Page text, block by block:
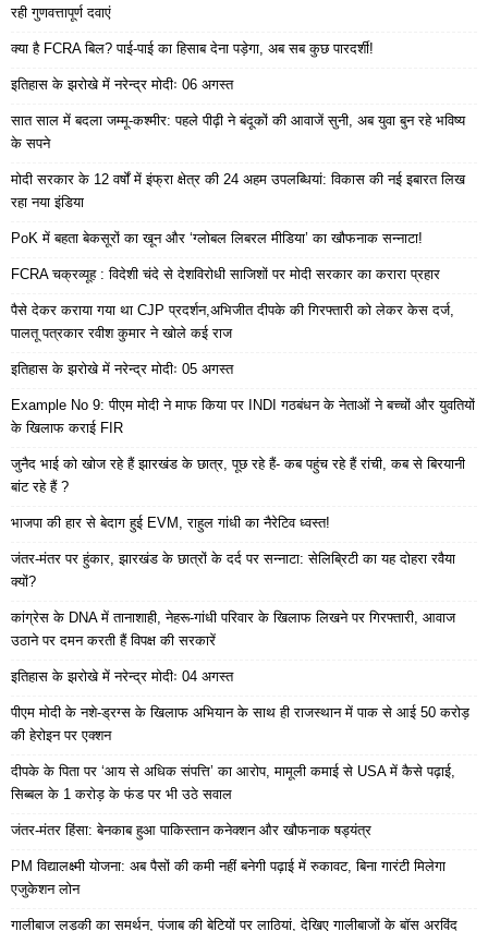
रही गुणवत्तापूर्ण दवाएं
क्या है FCRA बिल? पाई-पाई का हिसाब देना पड़ेगा, अब सब कुछ पारदर्शी!
इतिहास के झरोखे में नरेन्द्र मोदीः 06 अगस्त
सात साल में बदला जम्मू-कश्मीर: पहले पीढ़ी ने बंदूकों की आवाजें सुनी, अब युवा बुन रहे भविष्य
के सपने
मोदी सरकार के 12 वर्षों में इंफ्रा क्षेत्र की 24 अहम उपलब्धियां: विकास की नई इबारत लिख
रहा नया इंडिया
PoK में बहता बेकसूरों का खून और ‘ग्लोबल लिबरल मीडिया’ का खौफनाक सन्नाटा!
FCRA चक्रव्यूह : विदेशी चंदे से देशविरोधी साजिशों पर मोदी सरकार का करारा प्रहार
पैसे देकर कराया गया था CJP प्रदर्शन,अभिजीत दीपके की गिरफ्तारी को लेकर केस दर्ज,
पालतू पत्रकार रवीश कुमार ने खोले कई राज
इतिहास के झरोखे में नरेन्द्र मोदीः 05 अगस्त
Example No 9: पीएम मोदी ने माफ किया पर INDI गठबंधन के नेताओं ने बच्चों और युवतियों
के खिलाफ कराई FIR
जुनैद भाई को खोज रहे हैं झारखंड के छात्र, पूछ रहे हैं- कब पहुंच रहे हैं रांची, कब से बिरयानी
बांट रहे हैं ?
भाजपा की हार से बेदाग हुई EVM, राहुल गांधी का नैरेटिव ध्वस्त!
जंतर-मंतर पर हुंकार, झारखंड के छात्रों के दर्द पर सन्नाटा: सेलिब्रिटी का यह दोहरा रवैया
क्यों?
कांग्रेस के DNA में तानाशाही, नेहरू-गांधी परिवार के खिलाफ लिखने पर गिरफ्तारी, आवाज
उठाने पर दमन करती हैं विपक्ष की सरकारें
इतिहास के झरोखे में नरेन्द्र मोदीः 04 अगस्त
पीएम मोदी के नशे-ड्रग्स के खिलाफ अभियान के साथ ही राजस्थान में पाक से आई 50 करोड़
की हेरोइन पर एक्शन
दीपके के पिता पर ‘आय से अधिक संपत्ति’ का आरोप, मामूली कमाई से USA में कैसे पढ़ाई,
सिब्बल के 1 करोड़ के फंड पर भी उठे सवाल
जंतर-मंतर हिंसा: बेनकाब हुआ पाकिस्तान कनेक्शन और खौफनाक षड्यंत्र
PM विद्यालक्ष्मी योजना: अब पैसों की कमी नहीं बनेगी पढ़ाई में रुकावट, बिना गारंटी मिलेगा
एजुकेशन लोन
गालीबाज लड़की का समर्थन, पंजाब की बेटियों पर लाठियां, देखिए गालीबाजों के बॉस अरविंद